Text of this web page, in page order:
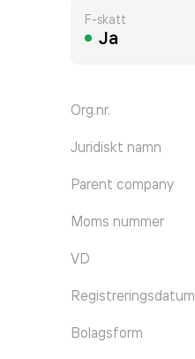
F-skatt
Ja
Org.nr.
Juridiskt namn
Parent company
Moms nummer
VD
Registreringsdatum
Bolagsform